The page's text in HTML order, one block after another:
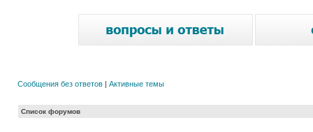
Сообщения без ответов | Активные темы
Список форумов